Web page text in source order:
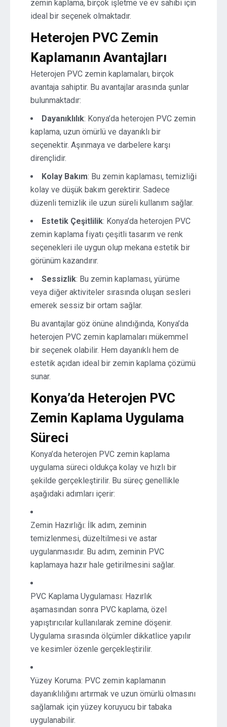
zemin kaplama, birçok işletme ve ev sahibi için
ideal bir seçenek olmaktadır.
Heterojen PVC Zemin
Kaplamanın Avantajları
Heterojen PVC zemin kaplamaları, birçok
avantaja sahiptir. Bu avantajlar arasında şunlar
bulunmaktadır:
Dayanıklılık: Konya’da heterojen PVC zemin
kaplama, uzun ömürlü ve dayanıklı bir
seçenektir. Aşınmaya ve darbelere karşı
dirençlidir.
Kolay Bakım: Bu zemin kaplaması, temizliği
kolay ve düşük bakım gerektirir. Sadece
düzenli temizlik ile uzun süreli kullanım sağlar.
Estetik Çeşitlilik: Konya’da heterojen PVC
zemin kaplama fiyatı çeşitli tasarım ve renk
seçenekleri ile uygun olup mekana estetik bir
görünüm kazandırır.
Sessizlik: Bu zemin kaplaması, yürüme
veya diğer aktiviteler sırasında oluşan sesleri
emerek sessiz bir ortam sağlar.
Bu avantajlar göz önüne alındığında, Konya’da
heterojen PVC zemin kaplamaları mükemmel
bir seçenek olabilir. Hem dayanıklı hem de
estetik açıdan ideal bir zemin kaplama çözümü
sunar.
Konya’da Heterojen PVC
Zemin Kaplama Uygulama
Süreci
Konya’da heterojen PVC zemin kaplama
uygulama süreci oldukça kolay ve hızlı bir
şekilde gerçekleştirilir. Bu süreç genellikle
aşağıdaki adımları içerir:
Zemin Hazırlığı: İlk adım, zeminin
temizlenmesi, düzeltilmesi ve astar
uygulanmasıdır. Bu adım, zeminin PVC
kaplamaya hazır hale getirilmesini sağlar.
PVC Kaplama Uygulaması: Hazırlık
aşamasından sonra PVC kaplama, özel
yapıştırıcılar kullanılarak zemine döşenir.
Uygulama sırasında ölçümler dikkatlice yapılır
ve kesimler özenle gerçekleştirilir.
Yüzey Koruma: PVC zemin kaplamanın
dayanıklılığını artırmak ve uzun ömürlü olmasını
sağlamak için yüzey koruyucu bir tabaka
uygulanabilir.